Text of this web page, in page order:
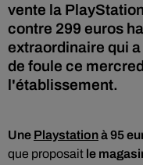
vente la
contre 299 euros
extraordinaire qui
de foule ce
l'établissement.
Une Playstationà 95
que proposait le